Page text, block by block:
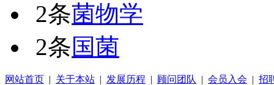
2条菌物学
2条国菌
网站首页 | 关于本站 | 发展历程 | 顾问团队 | 会员入会 | 招